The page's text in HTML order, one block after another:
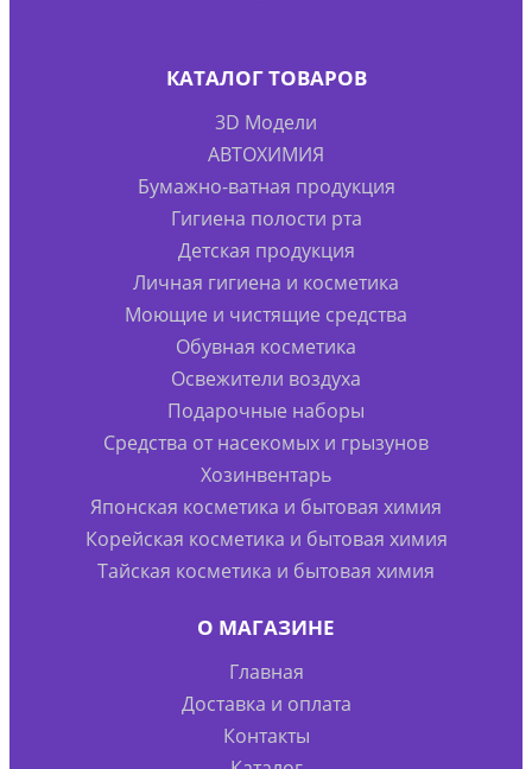
КАТАЛОГ ТОВАРОВ
3D Модели
АВТОХИМИЯ
Бумажно-ватная продукция
Гигиена полости рта
Детская продукция
Личная гигиена и косметика
Моющие и чистящие средства
Обувная косметика
Освежители воздуха
Подарочные наборы
Средства от насекомых и грызунов
Хозинвентарь
Японская косметика и бытовая химия
Корейская косметика и бытовая химия
Тайская косметика и бытовая химия
О МАГАЗИНЕ
Главная
Доставка и оплата
Контакты